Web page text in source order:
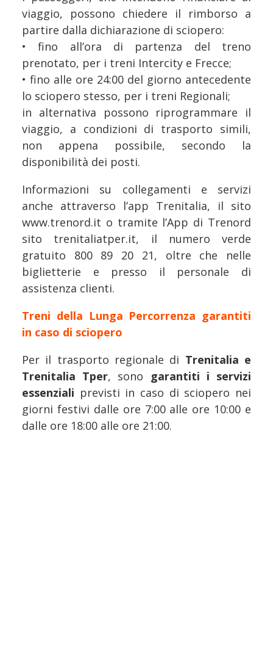
viaggio, possono chiedere il rimborso a
partire dalla dichiarazione di sciopero:
• fino all’ora di partenza del treno
prenotato, per i treni Intercity e Frecce;
• fino alle ore 24:00 del giorno antecedente
lo sciopero stesso, per i treni Regionali;
in alternativa possono riprogrammare il
viaggio, a condizioni di trasporto simili,
non appena possibile, secondo la
disponibilità dei posti.
Informazioni su collegamenti e servizi
anche attraverso l’app Trenitalia, il sito
www.trenord.it o tramite l’App di Trenord
sito trenitaliatper.it, il numero verde
gratuito 800 89 20 21, oltre che nelle
biglietterie e presso il personale di
assistenza clienti.
Treni della Lunga Percorrenza garantiti
in caso di sciopero
Per il trasporto regionale di Trenitalia e
Trenitalia Tper, sono garantiti i servizi
essenziali previsti in caso di sciopero nei
giorni festivi dalle ore 7:00 alle ore 10:00 e
dalle ore 18:00 alle ore 21:00.